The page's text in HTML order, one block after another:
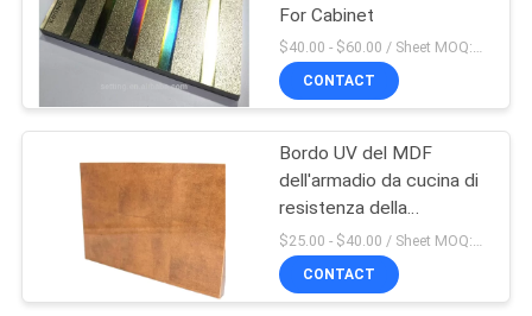
For Cabinet
$40.00 - $60.00 / Sheet MOQ:50 Sheet/Sheets
CONTACT
Bordo UV del MDF
dell'armadio da cucina di
resistenza della
corrosione 10mm
$25.00 - $40.00 / Sheet MOQ:50 strato/strati
CONTACT